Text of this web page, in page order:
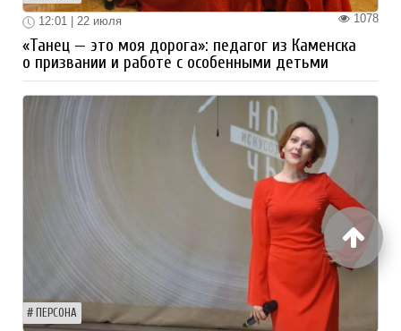
1078
12:01 | 22 июля
«Танец — это моя дорога»: педагог из Каменска
о призвании и работе с особенными детьми
ПЕРСОНА